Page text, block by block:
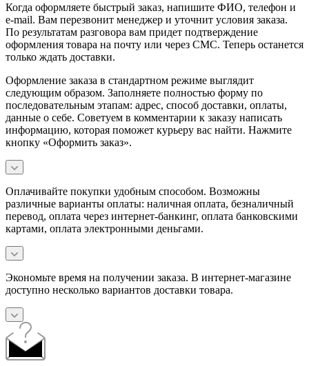
Когда оформляете быстрый заказ, напишите ФИО, телефон и
e-mail. Вам перезвонит менеджер и уточнит условия заказа.
По результатам разговора вам придет подтверждение
оформления товара на почту или через СМС. Теперь останется
только ждать доставки.
Оформление заказа в стандартном режиме выглядит
следующим образом. Заполняете полностью форму по
последовательным этапам: адрес, способ доставки, оплаты,
данные о себе. Советуем в комментарии к заказу написать
информацию, которая поможет курьеру вас найти. Нажмите
кнопку «Оформить заказ».
Оплачивайте покупки удобным способом. Возможны
различные варианты оплаты: наличная оплата, безналичный
перевод, оплата через интернет-банкинг, оплата банковскими
картами, оплата электронными деньгами.
Экономьте время на получении заказа. В интернет-магазине
доступно несколько вариантов доставки товара.